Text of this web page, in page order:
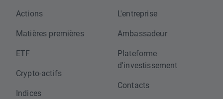
Actions
Matières premières
ETF
Crypto-actifs
Indices
L'entreprise
Ambassadeur
Plateforme
d'investissement
Contacts